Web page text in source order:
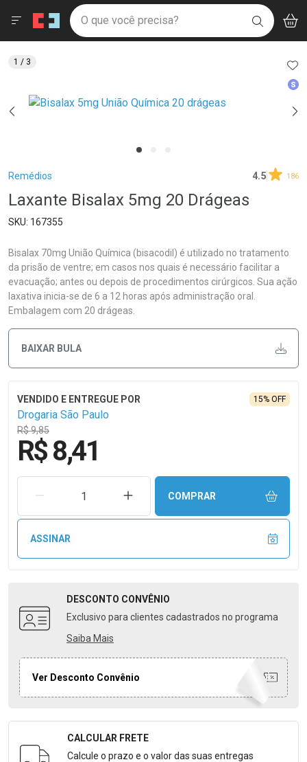
Drogaria São Paulo
Ir direto para a home
pela página
Ir direto para o conteúdo
Ir direto para a busca
Ir direto para a conta
Ir direto para a notificações
Ir direto para o carrinho
Faça a sua busca
O que você precisa? BUSCAR
Menu
Breadcrumb
Remédios 4.5 186
Laxante Bisalax 5mg 20 Drágeas
167355
Bisalax 70mg União Química (bisacodil) é utilizado no tratamento
da prisão de ventre; em casos nos quais é necessário facilitar a
evacuação; antes ou depois de procedimentos cirúrgicos. Sua ação
laxativa inicia-se de 6 a 12 horas após administração oral.
Embalagem com 20 drágeas.
BAIXAR BULA
Drogaria São Paulo
R$ 9,85
15% OFF
R$ 8,41
REMOVER UMA UNIDADEAUMENTAR UMA UNIDADE
COMPRAR
ASSINAR
DESCONTO CONVÊNIO
Exclusivo para clientes cadastrados no programa
Saiba Mais
Ver Desconto Convênio
Formulário para Calcular o Frete
CALCULAR FRETE
Calcule o prazo e o valor das suas entregas
1 / 3